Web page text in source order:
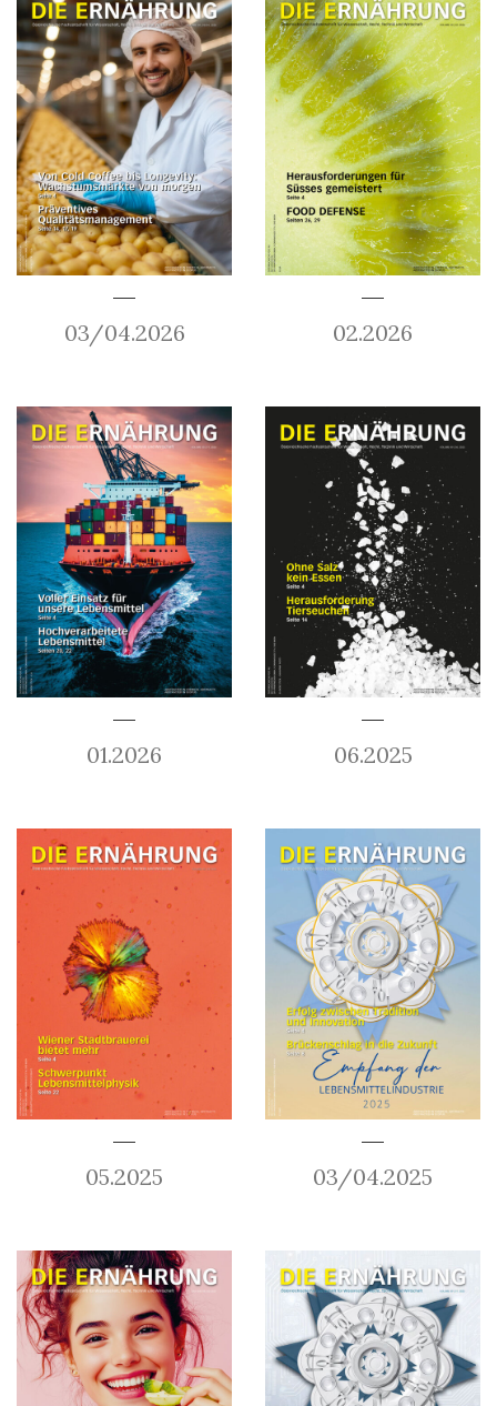
03/04.2026 02.2026
01.2026 06.2025
05.2025 03/04.2025